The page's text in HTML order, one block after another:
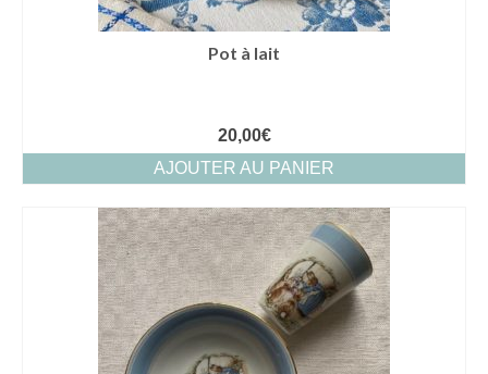
Pot à lait
20,00€
AJOUTER AU PANIER